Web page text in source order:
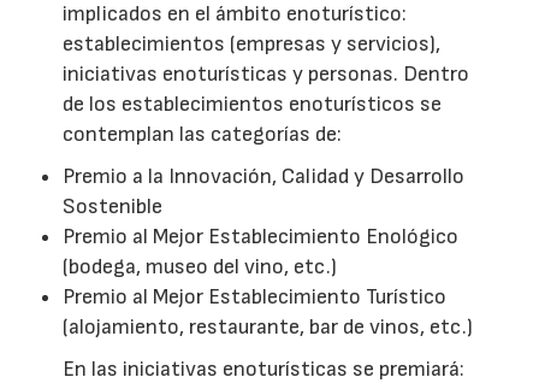
implicados en el ámbito enoturístico:
establecimientos (empresas y servicios),
iniciativas enoturísticas y personas. Dentro
de los establecimientos enoturísticos se
contemplan las categorías de:
Premio a la Innovación, Calidad y Desarrollo
Sostenible
Premio al Mejor Establecimiento Enológico
(bodega, museo del vino, etc.)
Premio al Mejor Establecimiento Turístico
(alojamiento, restaurante, bar de vinos, etc.)
En las iniciativas enoturísticas se premiará: